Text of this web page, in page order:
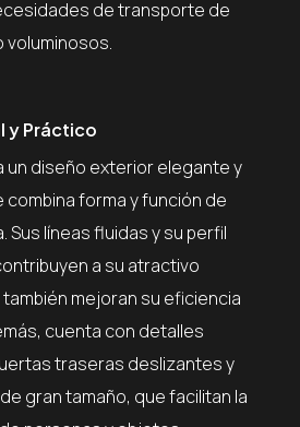
de transporte de
y Práctico
un diseño exterior elegante y
forma y función de
Sus líneas fluidas y su perfil
a su atractivo
mejoran su eficiencia
cuenta con detalles
traseras deslizantes y
gran tamaño, que facilitan la